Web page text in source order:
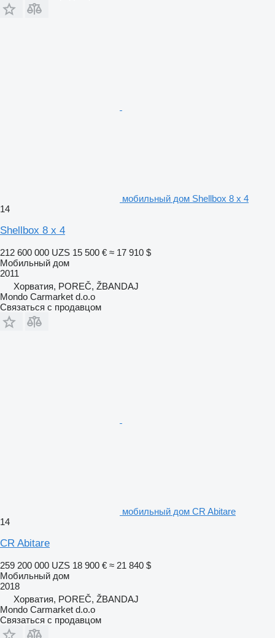
мобильный дом Shellbox 8 x 4
14
Shellbox 8 x 4
212 600 000 UZS 15 500 € ≈ 17 910 $
Мобильный дом
2011
Хорватия, POREČ, ŽBANDAJ
Mondo Carmarket d.o.o
Связаться с продавцом
мобильный дом CR Abitare
14
CR Abitare
259 200 000 UZS 18 900 € ≈ 21 840 $
Мобильный дом
2018
Хорватия, POREČ, ŽBANDAJ
Mondo Carmarket d.o.o
Связаться с продавцом